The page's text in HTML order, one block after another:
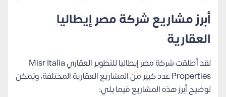
أبرز مشاريع شركة مصر إيطاليا
العقارية
لقد أطلقت
شركة مصر إيطاليا للتطوير العقاري Misr Italia
Propertiesعدد كبير من المشاريع العقارية المختلفة، ويُمكن
توضيح أبرز هذه المشاريع فيما يلي: